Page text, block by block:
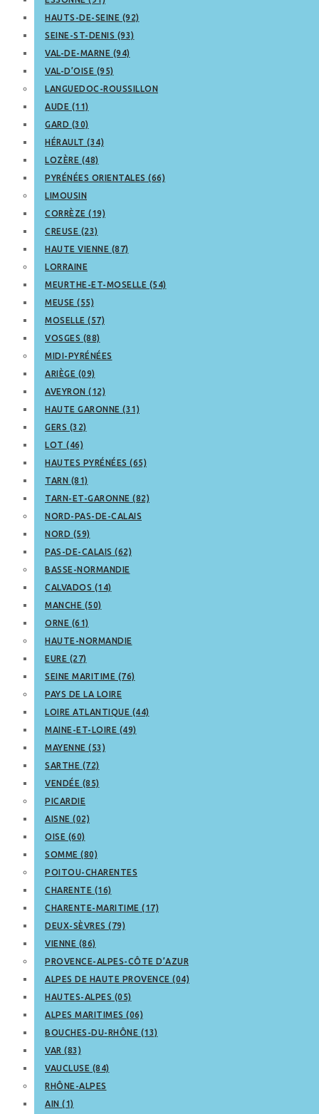
HAUTS-DE-SEINE (92)
SEINE-ST-DENIS (93)
VAL-DE-MARNE (94)
VAL-D’OISE (95)
LANGUEDOC-ROUSSILLON
AUDE (11)
GARD (30)
HÉRAULT (34)
LOZÈRE (48)
PYRÉNÉES ORIENTALES (66)
LIMOUSIN
CORRÈZE (19)
CREUSE (23)
HAUTE VIENNE (87)
LORRAINE
MEURTHE-ET-MOSELLE (54)
MEUSE (55)
MOSELLE (57)
VOSGES (88)
MIDI-PYRÉNÉES
ARIÈGE (09)
AVEYRON (12)
HAUTE GARONNE (31)
GERS (32)
LOT (46)
HAUTES PYRÉNÉES (65)
TARN (81)
TARN-ET-GARONNE (82)
NORD-PAS-DE-CALAIS
NORD (59)
PAS-DE-CALAIS (62)
BASSE-NORMANDIE
CALVADOS (14)
MANCHE (50)
ORNE (61)
HAUTE-NORMANDIE
EURE (27)
SEINE MARITIME (76)
PAYS DE LA LOIRE
LOIRE ATLANTIQUE (44)
MAINE-ET-LOIRE (49)
MAYENNE (53)
SARTHE (72)
VENDÉE (85)
PICARDIE
AISNE (02)
OISE (60)
SOMME (80)
POITOU-CHARENTES
CHARENTE (16)
CHARENTE-MARITIME (17)
DEUX-SÈVRES (79)
VIENNE (86)
PROVENCE-ALPES-CÔTE D’AZUR
ALPES DE HAUTE PROVENCE (04)
HAUTES-ALPES (05)
ALPES MARITIMES (06)
BOUCHES-DU-RHÔNE (13)
VAR (83)
VAUCLUSE (84)
RHÔNE-ALPES
AIN (1)